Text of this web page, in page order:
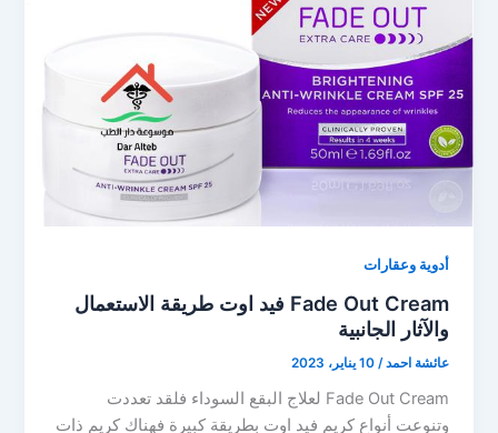
أدوية وعقارات
Fade Out Cream فيد اوت طريقة الاستعمال
والآثار الجانبية
عائشة احمد/10 يناير، 2023
Fade Out Cream لعلاج البقع السوداء فلقد تعددت
وتنوعت أنواع كريم فيد اوت بطريقة كبيرة فهناك كريم ذات